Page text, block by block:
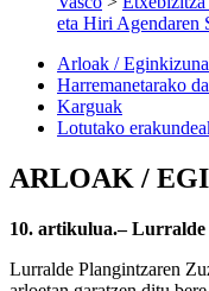
eta Hiri Agendaren
Arloak /
Harremanetarako
Karguak
Lotutako
ARLOAK /
10. artikulua.–
Lurralde Plangintzaren